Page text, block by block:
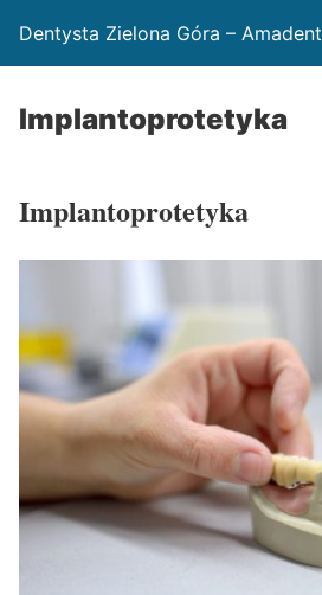
Dentysta Zielona Góra – Amadent
Implantoprotetyka
Implantoprotetyka